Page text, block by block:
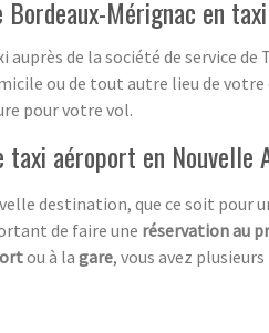
Mérignac en taxi
auprès de la société de service
ou de tout autre lieu de
pour votre vol.
aéroport en Nouvelle
destination, que ce soit pour
de faire une réservation au
ou à la gare, vous avez